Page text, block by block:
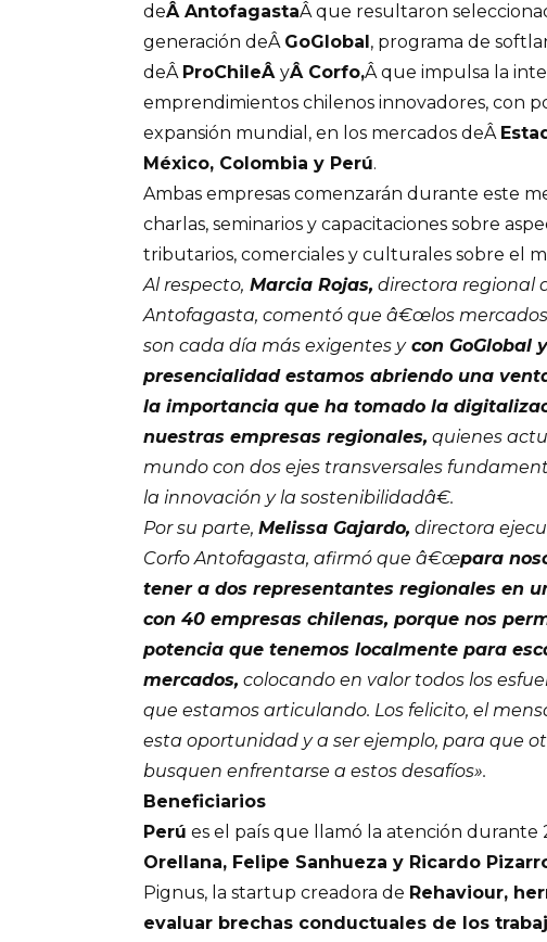
deÂ AntofagastaÂ que resultaron
generación deÂ GoGlobal , programa de
deÂ ProChileÂ yÂ Corfo,Â que impulsa la
emprendimientos chilenos innovadores, con
expansión mundial, en los mercados deÂ
México, Colombia y Perú.
Ambas empresas comenzarán durante este
charlas, seminarios y capacitaciones sobre
tributarios, comerciales y culturales sobre el
Al respecto, Marcia Rojas, directora regional
Antofagasta, comentó que â€œlos
son cada día más exigentes ycon GoGlobal
presencialidad estamos abriendo una
la importancia que ha tomado la
nuestras empresas regionales, quienes
mundo con dos ejes transversales
la innovación y la sostenibilidadâ€.
Por su parte, Melissa Gajardo, directora
Corfo Antofagasta, afirmó que â€œpara
tener a dos representantes regionales en
con 40 empresas chilenas, porque nos
potencia que tenemos localmente para
mercados, colocando en valor todos los
que estamos articulando. Los felicito, el
esta oportunidad y a ser ejemplo, para que
busquen enfrentarse a estos desafíos».
Beneficiarios
Perú es el país que llamó la atención durante
Orellana, Felipe Sanhueza y Ricardo
Pignus, la startup creadora de Rehaviour,
evaluar brechas conductuales de los